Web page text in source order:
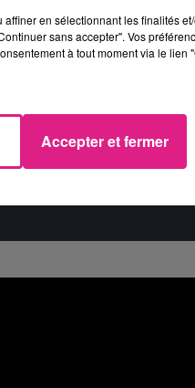
Attention tout de
avez exprimé. Si
le bouton ci-dessous.
en sélectionnant les finalités
sans accepter". Vos
à tout moment via le lien
Accepter et fermer